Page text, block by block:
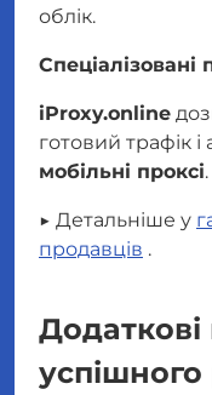
облік.
iProxy.online
готовий трафік
мобільні проксі.
▶️ Детальніше у
продавців .
успішного